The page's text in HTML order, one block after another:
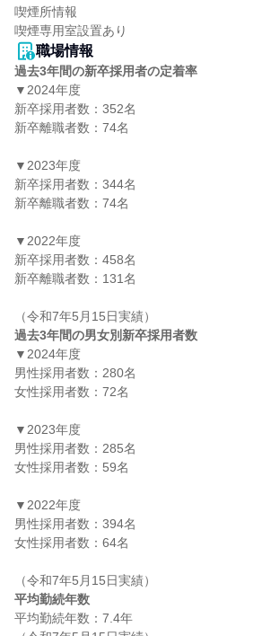
喫煙所情報
喫煙専用室設置あり
職場情報
過去3年間の新卒採用者の定着率
▼2024年度
新卒採用者数：352名
新卒離職者数：74名
▼2023年度
新卒採用者数：344名
新卒離職者数：74名
▼2022年度
新卒採用者数：458名
新卒離職者数：131名
過去3年間の男女別新卒採用者数
▼2024年度
男性採用者数：280名
女性採用者数：72名
▼2023年度
男性採用者数：285名
女性採用者数：59名
▼2022年度
男性採用者数：394名
女性採用者数：64名
平均勤続年数
平均勤続年数：7.4年